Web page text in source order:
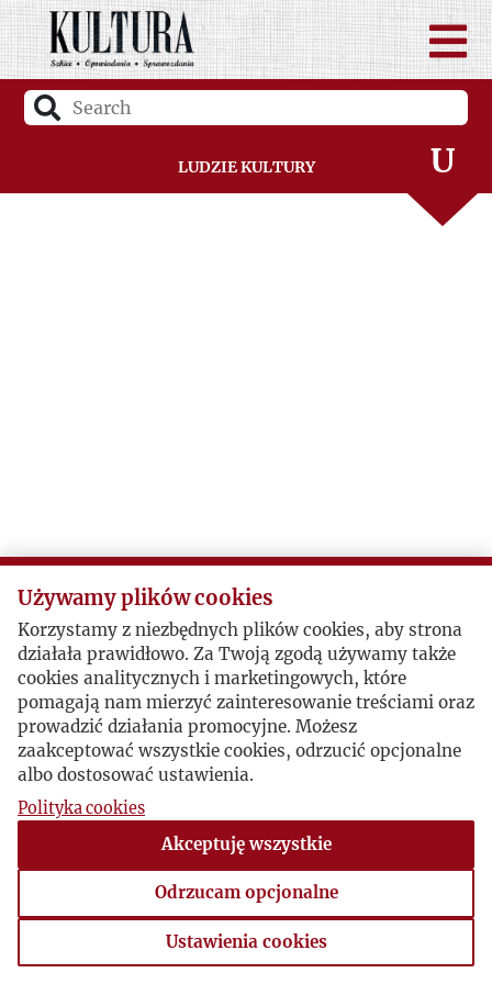
Ludzie Kultury
Ś
T
U
V
Używamy plików cookies
Korzystamy z niezbędnych plików cookies, aby strona
działała prawidłowo. Za Twoją zgodą używamy także
cookies analitycznych i marketingowych, które
pomagają nam mierzyć zainteresowanie treściami oraz
prowadzić działania promocyjne. Możesz
zaakceptować wszystkie cookies, odrzucić opcjonalne
albo dostosować ustawienia.
Polityka cookies
Akceptuję wszystkie
Odrzucam opcjonalne
Ustawienia cookies
Ustawienia cookies